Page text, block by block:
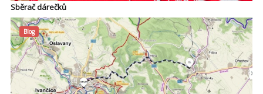
Sběrač dárečků
Blog